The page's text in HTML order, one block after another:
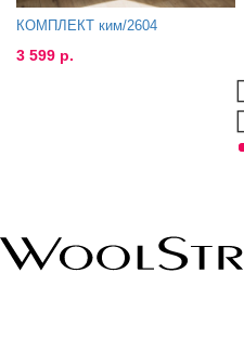
КОМПЛЕКТ ким/2604
3 599 р.